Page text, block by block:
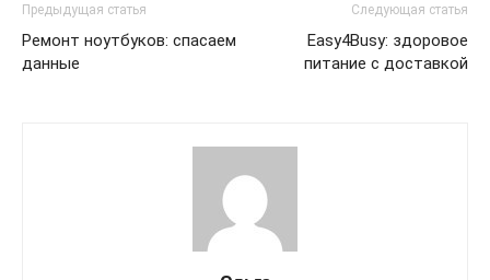
Предыдущая статья
Ремонт ноутбуков: спасаем
данные
Следующая статья
Easy4Busy: здоровое
питание с доставкой